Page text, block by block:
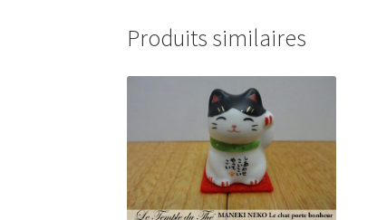
Produits similaires